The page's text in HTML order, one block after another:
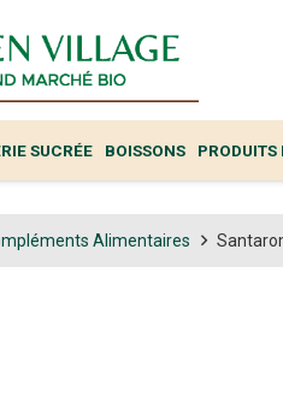
SUCRÉE BOISSONS PRODUITS
Alimentaires